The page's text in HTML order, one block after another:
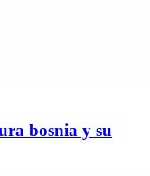
bosnia y su